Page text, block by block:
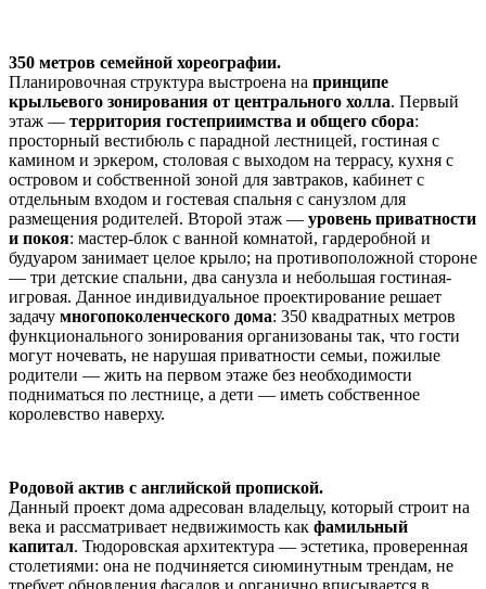
350 метров семейной хореографии.
Планировочная структура выстроена на принципе
крыльевого зонирования от центрального холла. Первый
этаж — территория гостеприимства и общего сбора:
просторный вестибюль с парадной лестницей, гостиная с
камином и эркером, столовая с выходом на террасу, кухня с
островом и собственной зоной для завтраков, кабинет с
отдельным входом и гостевая спальня с санузлом для
размещения родителей. Второй этаж — уровень приватности
и покоя: мастер-блок с ванной комнатой, гардеробной и
будуаром занимает целое крыло; на противоположной стороне
— три детские спальни, два санузла и небольшая гостиная-
игровая. Данное индивидуальное проектирование решает
задачу многопоколенческого дома: 350 квадратных метров
функционального зонирования организованы так, что гости
могут ночевать, не нарушая приватности семьи, пожилые
родители — жить на первом этаже без необходимости
подниматься по лестнице, а дети — иметь собственное
королевство наверху.
Родовой актив с английской пропиской.
Данный проект дома адресован владельцу, который строит на
века и рассматривает недвижимость как фамильный
капитал. Тюдоровская архитектура — эстетика, проверенная
столетиями: она не подчиняется сиюминутным трендам, не